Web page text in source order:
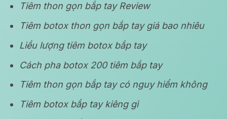
Tiêm thon gọn bắp tay Review
Tiêm botox thon gọn bắp tay giá bao nhiêu
Liều lượng tiêm botox bắp tay
Cách pha botox 200 tiêm bắp tay
Tiêm thon gọn bắp tay có nguy hiểm không
Tiêm botox bắp tay kiêng gì